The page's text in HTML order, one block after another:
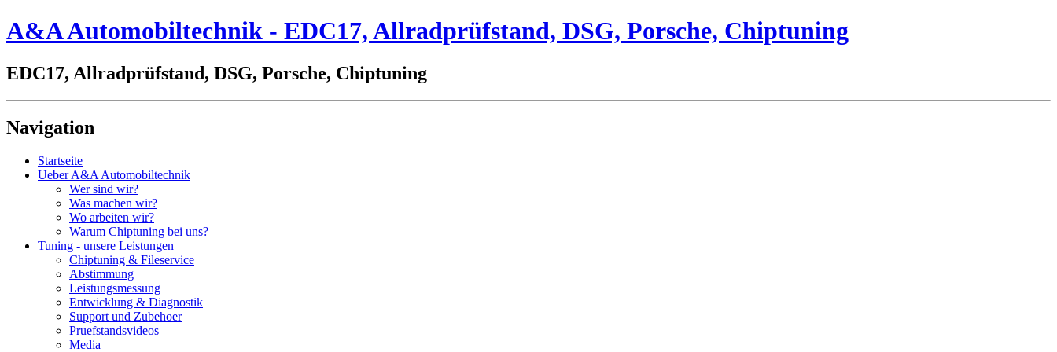
A&A Automobiltechnik - EDC17, Allradprüfstand, DSG, Porsche, Chiptuning
EDC17, Allradprüfstand, DSG, Porsche, Chiptuning
Navigation
Startseite
Ueber A&A Automobiltechnik
Wer sind wir?
Was machen wir?
Wo arbeiten wir?
Warum Chiptuning bei uns?
Tuning - unsere Leistungen
Chiptuning & Fileservice
Abstimmung
Leistungsmessung
Entwicklung & Diagnostik
Support und Zubehoer
Pruefstandsvideos
Media